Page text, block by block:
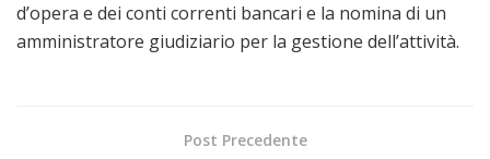
d’opera e dei conti correnti bancari e la nomina di un
amministratore giudiziario per la gestione dell’attività.
Post Precedente